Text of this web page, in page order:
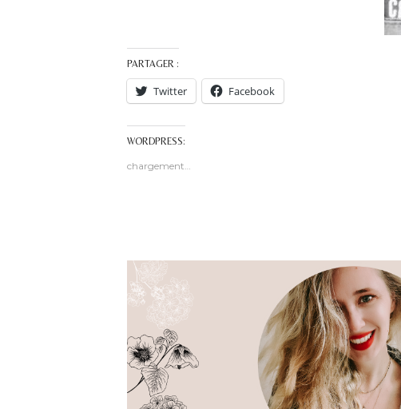
PARTAGER :
Twitter Facebook
WORDPRESS:
chargement…